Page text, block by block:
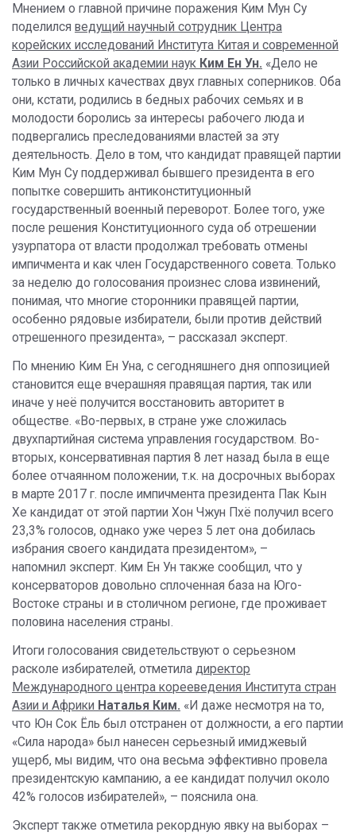
Мнением о главной причине поражения Ким Мун Су
поделилcя ведущий научный сотрудник Центра
корейских исследований Института Китая и современной
Азии Российской академии наук Ким Ен Ун. «Дело не
только в личных качествах двух главных соперников. Оба
они, кстати, родились в бедных рабочих семьях и в
молодости боролись за интересы рабочего люда и
подвергались преследованиями властей за эту
деятельность. Дело в том, что кандидат правящей партии
Ким Мун Су поддерживал бывшего президента в его
попытке совершить антиконституционный
государственный военный переворот. Более того, уже
после решения Конституционного суда об отрешении
узурпатора от власти продолжал требовать отмены
импичмента и как член Государственного совета. Только
за неделю до голосования произнес слова извинений,
понимая, что многие сторонники правящей партии,
особенно рядовые избиратели, были против действий
отрешенного президента», – рассказал эксперт.
По мнению Ким Ен Уна, с сегодняшнего дня оппозицией
становится еще вчерашняя правящая партия, так или
иначе у неё получится восстановить авторитет в
обществе. «Во-первых, в стране уже сложилась
двухпартийная система управления государством. Во-
вторых, консервативная партия 8 лет назад была в еще
более отчаянном положении, т.к. на досрочных выборах
в марте 2017 г. после импичмента президента Пак Кын
Хе кандидат от этой партии Хон Чжун Пхё получил всего
23,3% голосов, однако уже через 5 лет она добилась
избрания своего кандидата президентом», –
напомнил эксперт. Ким Ен Ун также сообщил, что у
консерваторов довольно сплоченная база на Юго-
Востоке страны и в столичном регионе, где проживает
половина населения страны.
Итоги голосования свидетельствуют о серьезном
расколе избирателей, отметила директор
Международного центра корееведения Института стран
Азии и Африки Наталья Ким. «И даже несмотря на то,
что Юн Сок Ёль был отстранен от должности, а его партии
«Сила народа» был нанесен серьезный имиджевый
ущерб, мы видим, что она весьма эффективно провела
президентскую кампанию, а ее кандидат получил около
42% голосов избирателей», – пояснила она.
Эксперт также отметила рекордную явку на выборах –